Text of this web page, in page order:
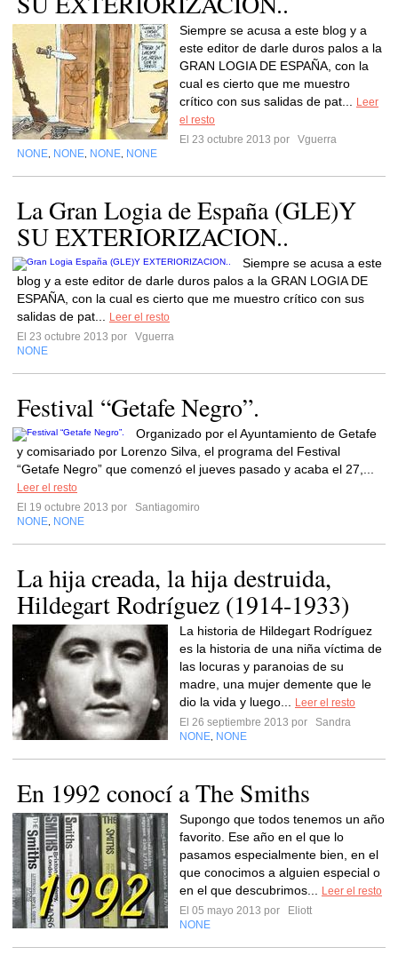
Siempre se acusa a este blog y a
este editor de darle duros palos a la
GRAN LOGIA DE ESPAÑA, con la
cual es cierto que me muestro
crítico con sus salidas de pat...
Leer
el resto
El 23 octubre 2013 por
Vguerra
NONE NONE NONE NONE
La Gran Logia de España (GLE)Y
SU EXTERIORIZACION..
Siempre se acusa a este
blog y a este editor de darle duros palos a la GRAN LOGIA DE
ESPAÑA, con la cual es cierto que me muestro crítico con sus
salidas de pat...
Leer el resto
El 23 octubre 2013 por
Vguerra
NONE
Festival “Getafe Negro”.
Organizado por el Ayuntamiento de Getafe
y comisariado por Lorenzo Silva, el programa del Festival
“Getafe Negro” que comenzó el jueves pasado y acaba el 27,...
Leer el resto
El 19 octubre 2013 por
Santiagomiro
NONE NONE
La hija creada, la hija destruida,
Hildegart Rodríguez (1914-1933)
La historia de Hildegart Rodríguez
es la historia de una niña víctima de
las locuras y paranoias de su
madre, una mujer demente que le
dio la vida y luego...
Leer el resto
El 26 septiembre 2013 por
Sandra
NONE NONE
En 1992 conocí a The Smiths
Supongo que todos tenemos un año
favorito. Ese año en el que lo
pasamos especialmente bien, en el
que conocimos a alguien especial o
en el que descubrimos...
Leer el resto
El 05 mayo 2013 por
Eliott
NONE